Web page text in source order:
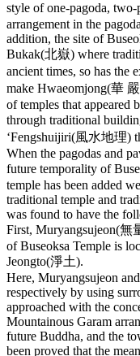
style of one-pagoda,
arrangement in the
addition, the site of
Bukak(北嶽) where
ancient times, so has the
make Hwaeomjong(華
of temples that appeared
through traditional
‘Fengshuijiri(風水地理)
When the pagodas and
future temporality of
temple has been added
traditional temple and
was found to have the
First, Muryangsujeon(無
of Buseoksa Temple is
Jeongto(淨土).
Here, Muryangsujeon
respectively by using
approached with the
Mountainous Garam
future Buddha, and the
been proved that the